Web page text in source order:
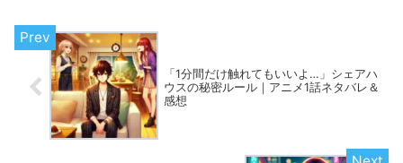
「1分間だけ触れてもいいよ…」シェアハ
ウスの秘密ルール｜アニメ1話ネタバレ＆
感想